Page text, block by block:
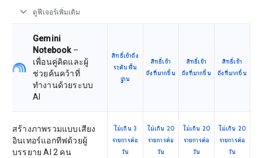
expand_more ดูฟีเจอร์เพิ่มเติม
Gemini
Notebook–
เพื่อนคู่คิดและผู้
ช่วยค้นคว้าที่
ทำงานด้วยระบบ
AI
สิทธิ์เข้าถึง
ระดับพื้น
ฐาน
สิทธิ์เข้า
ถึงที่มากขึ้น
สิทธิ์เข้า
ถึงที่มากขึ้น
สิทธิ์เข้า
ถึงที่มากขึ้น
สร้างภาพรวมแบบเสียง
อินเทอร์แอกทีฟด้วยผู้
บรรยาย AI 2 คน
ไม่เกิน 3
รายการต่อ
วัน
ไม่เกิน 20
รายการต่อ
วัน
ไม่เกิน 20
รายการต่อ
วัน
ไม่เกิน 20
รายการต่อ
วัน